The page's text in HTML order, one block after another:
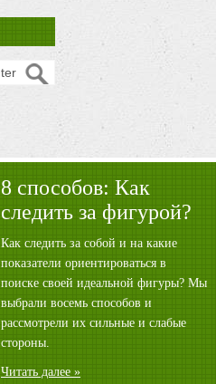
8 способов: Как
следить за фигурой?
Как следить за собой и на какие
показатели ориентироваться в
поиске своей идеальной фигуры? Мы
выбрали восемь способов и
рассмотрели их сильные и слабые
стороны.
Читать далее »